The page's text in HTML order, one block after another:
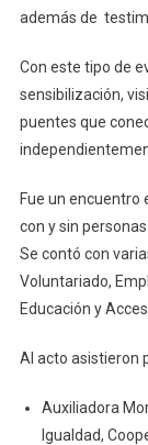
además de
Con este tipo de
sensibilización,
puentes que
Fue un encuentro
con y sin
Se contó con
Voluntariado,
Educación y
Al acto asistieron
Auxiliadora
Igualdad,